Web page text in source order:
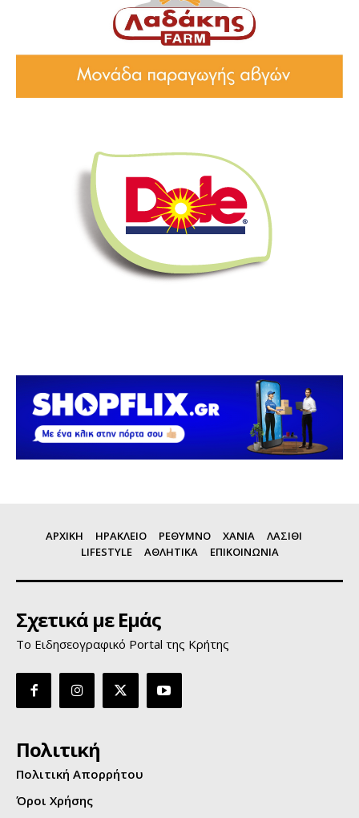
ΑΡΧΙΚΗ ΗΡΑΚΛΕΙΟ ΡΕΘΥΜΝΟ ΧΑΝΙΑ
ΛΑΣΙΘΙ
LIFESTYLE
ΑΘΛΗΤΙΚΑ ΕΠΙΚΟΙΝΩΝΙΑ
Σχετικά με Εμάς
Το Ειδησεογραφικό Portal της Κρήτης
Πολιτική
Πολιτική Απορρήτου
Όροι Χρήσης